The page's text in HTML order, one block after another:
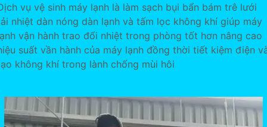
vụ vệ sinh máy lạnh là làm sạch bụi bẩn bám trê lưới
nhiệt dàn nóng dàn lạnh và tấm lọc không khí giúp máy
vận hành trao đổi nhiệt trong phòng tốt hơn nâng cao
suất vần hành của máy lạnh đồng thời tiết kiệm điện
không khí trong lành chống mùi hôi